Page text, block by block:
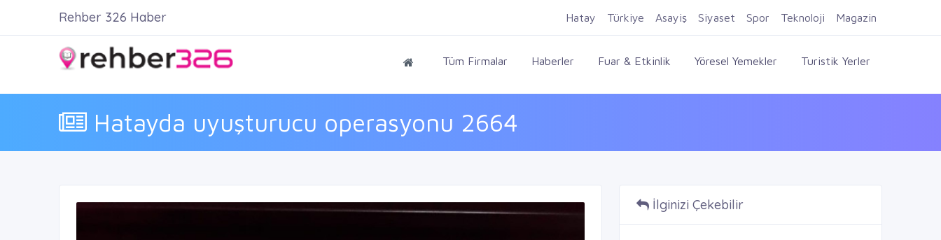
Firma Ekle Kayıt Ol Giriş Yap
Tüm Firmalar Haberler Fuar & Etkinlik Yöresel Yemekler Turistik Yerler
Hatayda uyuşturucu operasyonu 2664
Rehber 326 Haber Hatay Türkiye Asayiş Siyaset Spor Teknoloji Magazin
İlginizi Çekebilir